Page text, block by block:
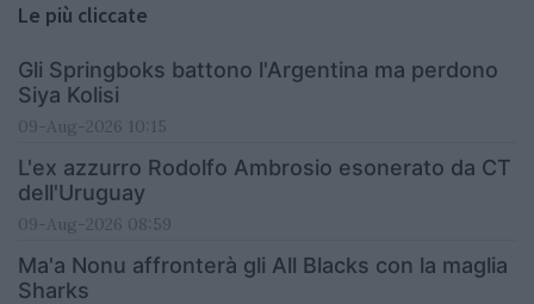
Le più cliccate
Gli Springboks battono l'Argentina ma perdono
Siya Kolisi
09-Aug-2026 10:15
L'ex azzurro Rodolfo Ambrosio esonerato da CT
dell'Uruguay
09-Aug-2026 08:59
Ma'a Nonu affronterà gli All Blacks con la maglia
Sharks